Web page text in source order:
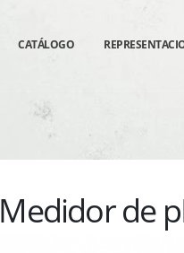
CATÁLOGO
Medidor de